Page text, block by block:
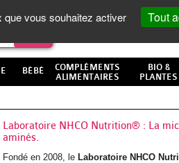
BÉBÉ
COMPLÉMENTS
ALIMENTAIRES
BIO &
PLANTES
Laboratoire NHCO Nutrition® : La
aminés.
Fondé en 2008, le Laboratoire NHCO
vous souhaitez activer Tout